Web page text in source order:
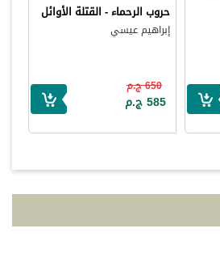
حروب الرحماء - القتلة الأوائل
إبراهيم عيسي
650 ج.م
585 ج.م